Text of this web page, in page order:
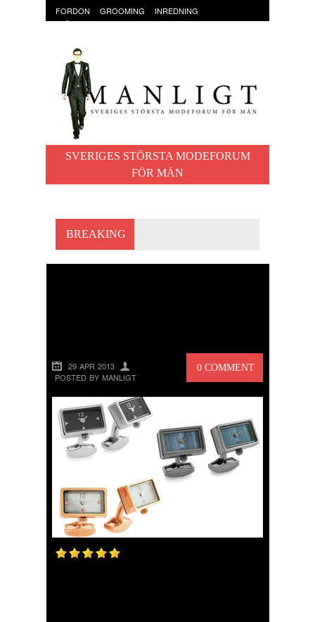
FORDON GROOMING
INREDNING
KLÄDER & ACCESSOARER
MAT OCH DRYCK
SVERIGES STÖRSTA MODEFORUM
FÖR MÄN
BREAKING
0 COMMENT
29 APR 2013
POSTED BY MANLIGT